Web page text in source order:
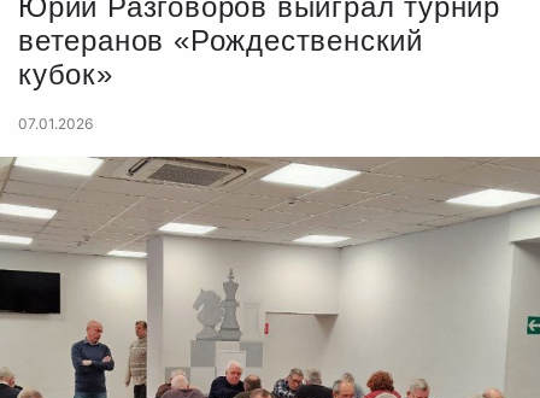
Юрий Разговоров выиграл турнир
ветеранов «Рождественский
кубок»
07.01.2026